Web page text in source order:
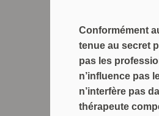
Conformément
tenue au secret
pas les
n’influence pas
n’interfère pas
thérapeute